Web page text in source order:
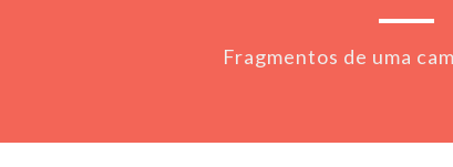
Fragmentos de uma